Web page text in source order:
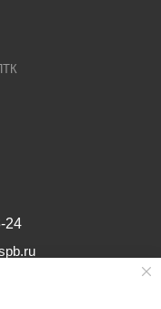
24
ул, д.